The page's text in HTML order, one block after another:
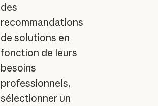
des
recommandations
de solutions en
fonction de leurs
besoins
professionnels,
sélectionner un